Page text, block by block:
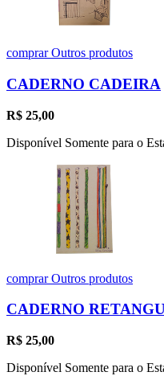
comprarOutros produtos
CADERNO CADEIRA
R$ 25,00
Disponível Somente para o
comprarOutros produtos
CADERNO
R$ 25,00
Disponível Somente para o